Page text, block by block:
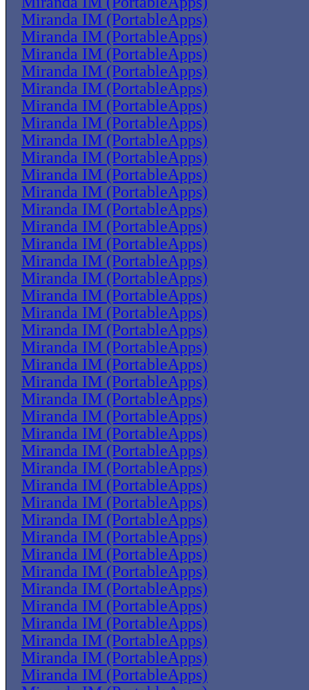
Miranda IM (PortableApps)
Miranda IM (PortableApps)
Miranda IM (PortableApps)
Miranda IM (PortableApps)
Miranda IM (PortableApps)
Miranda IM (PortableApps)
Miranda IM (PortableApps)
Miranda IM (PortableApps)
Miranda IM (PortableApps)
Miranda IM (PortableApps)
Miranda IM (PortableApps)
Miranda IM (PortableApps)
Miranda IM (PortableApps)
Miranda IM (PortableApps)
Miranda IM (PortableApps)
Miranda IM (PortableApps)
Miranda IM (PortableApps)
Miranda IM (PortableApps)
Miranda IM (PortableApps)
Miranda IM (PortableApps)
Miranda IM (PortableApps)
Miranda IM (PortableApps)
Miranda IM (PortableApps)
Miranda IM (PortableApps)
Miranda IM (PortableApps)
Miranda IM (PortableApps)
Miranda IM (PortableApps)
Miranda IM (PortableApps)
Miranda IM (PortableApps)
Miranda IM (PortableApps)
Miranda IM (PortableApps)
Miranda IM (PortableApps)
Miranda IM (PortableApps)
Miranda IM (PortableApps)
Miranda IM (PortableApps)
Miranda IM (PortableApps)
Miranda IM (PortableApps)
Miranda IM (PortableApps)
Miranda IM (PortableApps)